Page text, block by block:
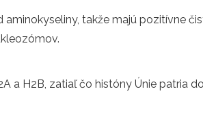
takže majú pozitívne
a H2B, zatiaľ čo históny Únie patria